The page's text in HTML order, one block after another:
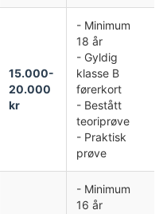
15.000-
20.000
kr
- Minimum
18 år
- Gyldig
klasse B
førerkort
- Bestått
teoriprøve
- Praktisk
prøve
- Minimum
16 år